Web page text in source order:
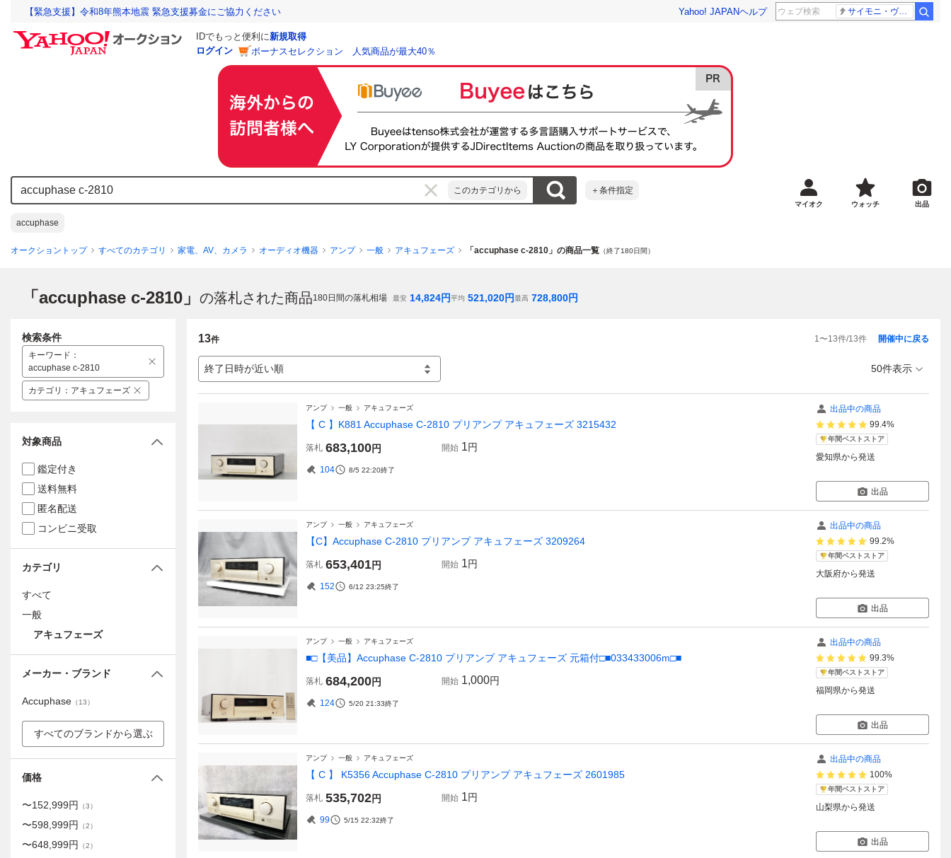
【緊急支援】令和8年熊本地震 緊急支援募金にご協力ください Yahoo! JAPANヘルプ サイモニ・ヴニランギ 死去
IDでもっと便利に新規取得
ログイン
ボーナスセレクション 人気商品が最大40％
このカテゴリから ＋条件指定
accuphase
マイオク ウォッチ 出品
オークショントップ すべてのカテゴリ 家電、AV、カメラ オーディオ機器 アンプ 一般 アキュフェーズ 「accuphase c-2810」の商品一覧 （終了180日間）
「accuphase c-2810」 の落札された商品180日間の落札相場 最安 14,824円平均 521,020円最高 728,800円
13件 1〜13件/13件
終了日時が近い順
開催中に戻る
50件表示
アンプ 一般 アキュフェーズ
【 C 】K881 Accuphase C-2810 プリアンプ アキュフェーズ 3215432
落札 683,100円 開始 1円
104 8/5 22:20終了
出品中の商品
99.4%
年間ベストストア
愛知県から発送
出品
アンプ 一般 アキュフェーズ
【C】Accuphase C-2810 プリアンプ アキュフェーズ 3209264
落札 653,401円 開始 1円
152 6/12 23:25終了
出品中の商品
99.2%
年間ベストストア
大阪府から発送
出品
アンプ 一般 アキュフェーズ
■□【美品】Accuphase C-2810 プリアンプ アキュフェーズ 元箱付□■033433006m□■
落札 684,200円 開始 1,000円
124 5/20 21:33終了
出品中の商品
99.3%
年間ベストストア
福岡県から発送
出品
アンプ 一般 アキュフェーズ
【 C 】 K5356 Accuphase C-2810 プリアンプ アキュフェーズ 2601985
落札 535,702円 開始 1円
99 5/15 22:32終了
出品中の商品
100%
年間ベストストア
山梨県から発送
出品
検索条件
キーワード ：
accuphase c-2810
カテゴリ ： アキュフェーズ
対象商品
鑑定付き
送料無料
匿名配送
コンビニ受取
カテゴリ
すべて
一般
アキュフェーズ
メーカー・ブランド
Accuphase （13）
すべてのブランドから選ぶ
価格
〜152,999円 （3）
〜598,999円 （2）
〜648,999円 （2）